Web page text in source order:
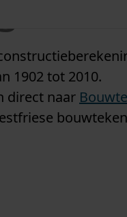
1902 tot 2010.
direct naar